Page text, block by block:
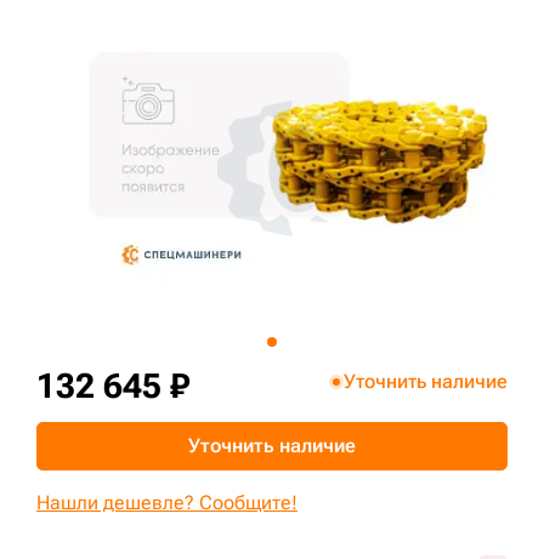
132 645 ₽ Уточнить наличие
Уточнить наличие
Нашли дешевле? Сообщите!
3D тур по производству
3D тур по складам
sksale@skdst.ru